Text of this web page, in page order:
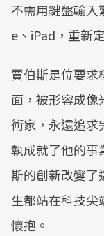
不需用鍵盤輸
e、iPad，重新
賈伯斯是位要求
面，被形容成
術家，永遠追求
執成就了他的事
斯的創新改變了
生都站在科技尖
懷抱。